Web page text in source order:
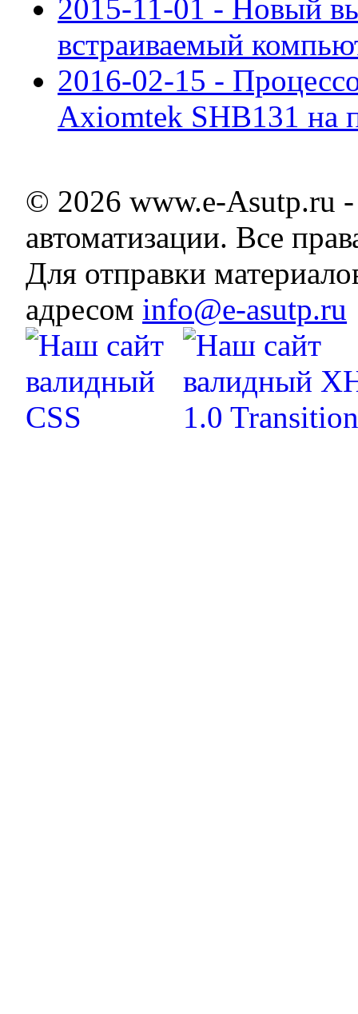
2015-11-01 - Новый
встраиваемый
2016-02-15 -
Axiomtek SHB131 на
© 2026 www.e-Asutp.ru
автоматизации. Все
Для отправки
адресом info@e-asutp.ru